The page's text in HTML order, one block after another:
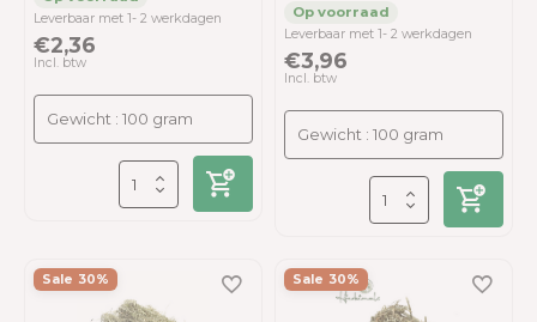
Leverbaar met 1- 2 werkdagen
€2,36
Incl. btw
Leverbaar met 1- 2 werkdagen
€3,96
Incl. btw
Sale 30% Sale 30%